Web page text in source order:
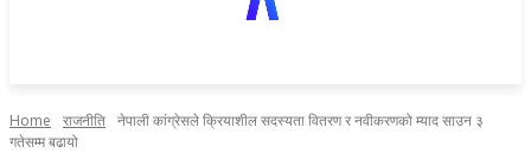
Home राजनीति नेपाली कांग्रेसले क्रियाशील सदस्यता वितरण र नवीकरणको म्याद साउन ३
गतेसम्म बढायो